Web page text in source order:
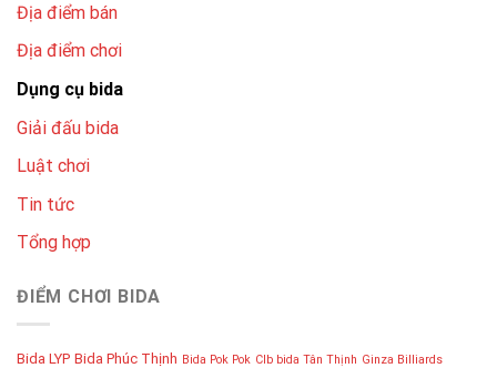
Địa điểm bán
Địa điểm chơi
Dụng cụ bida
Giải đấu bida
Luật chơi
Tin tức
Tổng hợp
ĐIỂM CHƠI BIDA
Bida LYP Bida Phúc Thịnh Bida Pok Pok Clb bida Tân Thịnh Ginza Billiards